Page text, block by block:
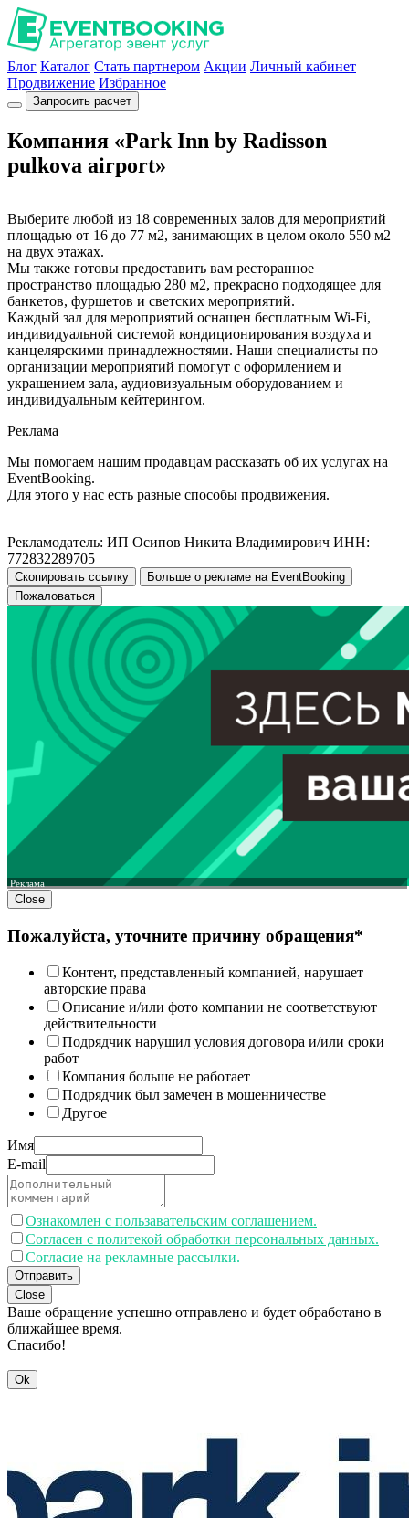
Блог Каталог Стать партнером Акции Личный кабинет
Продвижение Избранное
Запросить расчет
Компания «Park Inn by Radisson
pulkova airport»
Выберите любой из 18 современных залов для мероприятий
площадью от 16 до 77 м2, занимающих в целом около 550 м2
на двух этажах.
Мы также готовы предоставить вам ресторанное
пространство площадью 280 м2, прекрасно подходящее для
банкетов, фуршетов и светских мероприятий.
Каждый зал для мероприятий оснащен бесплатным Wi-Fi,
индивидуальной системой кондиционирования воздуха и
канцелярскими принадлежностями. Наши специалисты по
организации мероприятий помогут с оформлением и
украшением зала, аудиовизуальным оборудованием и
индивидуальным кейтерингом.
Реклама
Мы помогаем нашим продавцам рассказать об их услугах на
EventBooking.
Для этого у нас есть разные способы продвижения.
Рекламодатель: ИП Осипов Никита Владимирович ИНН:
772832289705
Скопировать ссылку
Больше о рекламе на EventBooking
Пожаловаться
Реклама
Close
Пожалуйста, уточните причину обращения*
Контент, представленный компанией, нарушает
авторские права
Описание и/или фото компании не соответствуют
действительности
Подрядчик нарушил условия договора и/или сроки
работ
Компания больше не работает
Подрядчик был замечен в мошенничестве
Другое
Имя
E-mail
Ознакомлен с пользавательским соглашением.
Согласен с политекой обработки персональных данных.
Согласие на рекламные рассылки.
Отправить
Close
Ваше обращение успешно отправлено и будет обработано в
ближайшее время.
Спасибо!
Ok